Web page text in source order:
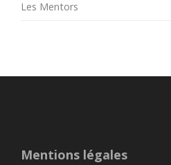
Les Mentors
Mentions légales